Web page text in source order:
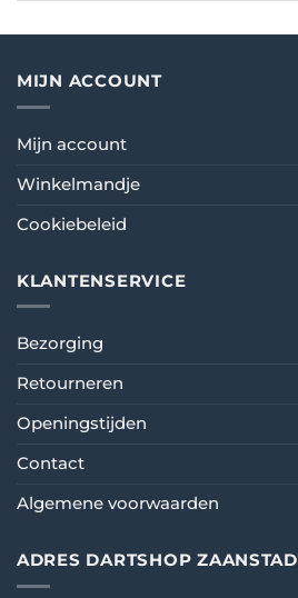
MIJN ACCOUNT
Mijn account
Winkelmandje
Cookiebeleid
KLANTENSERVICE
Bezorging
Retourneren
Openingstijden
Contact
Algemene voorwaarden
ADRES DARTSHOP ZAANSTAD